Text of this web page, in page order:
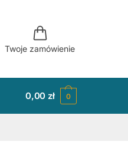
Twoje zamówienie
0,00zł 0